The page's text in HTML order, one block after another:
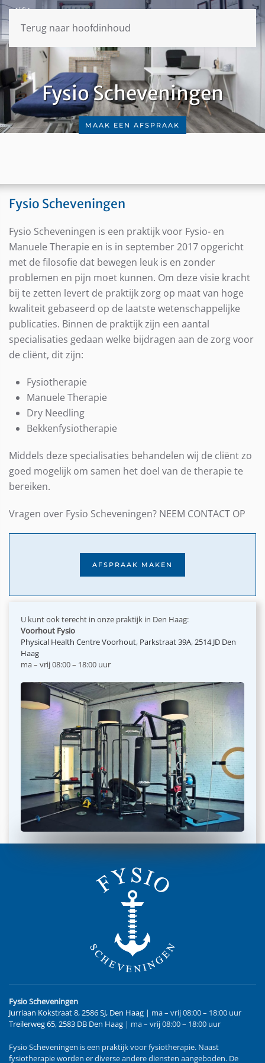
Terug naar hoofdinhoud
Fysio Scheveningen
MAAK EEN AFSPRAAK
Fysio Scheveningen
Fysio Scheveningen is een praktijk voor Fysio- en
Manuele Therapie en is in september 2017 opgericht
met de filosofie dat bewegen leuk is en zonder
problemen en pijn moet kunnen. Om deze visie kracht
bij te zetten levert de praktijk zorg op maat van hoge
kwaliteit gebaseerd op de laatste wetenschappelijke
publicaties. Binnen de praktijk zijn een aantal
specialisaties gedaan welke bijdragen aan de zorg voor
de cliënt, dit zijn:
Fysiotherapie
Manuele Therapie
Dry Needling
Bekkenfysiotherapie
Middels deze specialisaties behandelen wij de cliënt zo
goed mogelijk om samen het doel van de therapie te
bereiken.
Vragen over Fysio Scheveningen? NEEM CONTACT OP
AFSPRAAK MAKEN
U kunt ook terecht in onze praktijk in Den Haag:
Voorhout Fysio
Physical Health Centre Voorhout, Parkstraat 39A, 2514 JD Den
Haag
ma – vrij 08:00 – 18:00 uur
Fysio Scheveningen
Jurriaan Kokstraat 8, 2586 SJ, Den Haag | ma – vrij 08:00 – 18:00 uur
Treilerweg 65, 2583 DB Den Haag | ma – vrij 08:00 – 18:00 uur
Fysio Scheveningen is een praktijk voor fysiotherapie. Naast
fysiotherapie worden er diverse andere diensten aangeboden. De